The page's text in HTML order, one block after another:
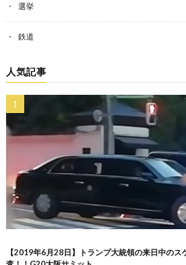
選挙
鉄道
人気記事
【2019年6月28日】トランプ大統領の来日中のス